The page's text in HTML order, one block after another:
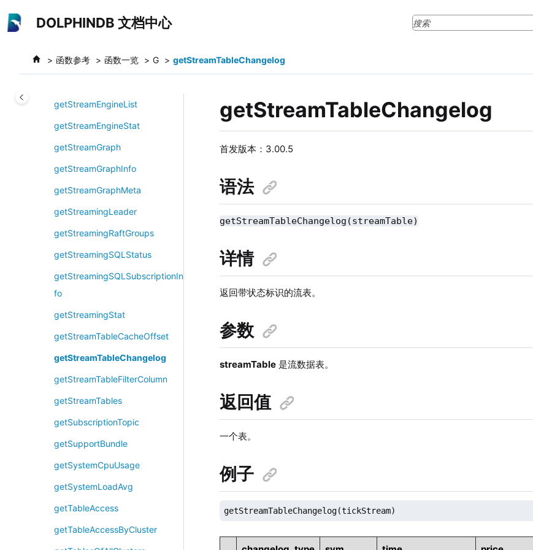
DOLPHINDB 文档中心
函数参考 函数一览 G getStreamTableChangelog
getSnapshotMsgId
getStatelessMetrics
getStreamEngineList
getStreamEngineStat
getStreamGraph
getStreamGraphInfo
getStreamGraphMeta
getStreamingLeader
getStreamingRaftGroups
getStreamingSQLStatus
getStreamingSQLSubscriptionIn
fo
getStreamingStat
getStreamTableCacheOffset
getStreamTableChangelog
getStreamTableFilterColumn
getStreamTables
getSubscriptionTopic
getSupportBundle
getSystemCpuUsage
getSystemLoadAvg
getTableAccess
getTableAccessByCluster
getStreamTableChangelog
首发版本：3.00.5
语法
getStreamTableChangelog(streamTable)
详情
返回带状态标识的流表。
参数
streamTable 是流数据表。
返回值
一个表。
例子
getStreamTableChangelog(tickStream)